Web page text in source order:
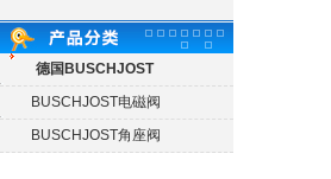
德国BUSCHJOST
BUSCHJOST电磁阀
BUSCHJOST角座阀